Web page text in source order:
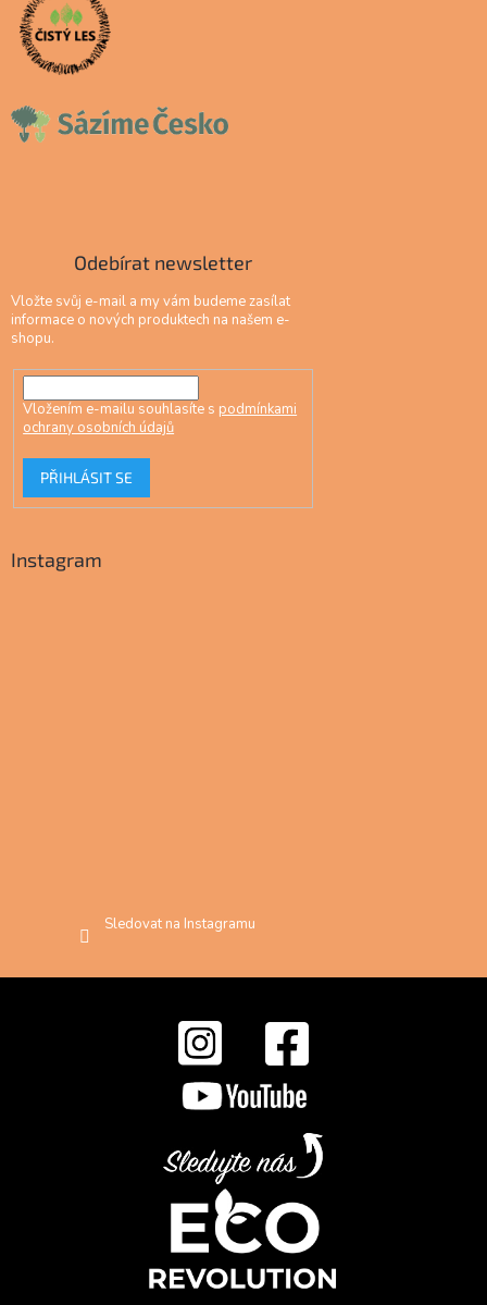
Odebírat newsletter
Vložte svůj e-mail a my vám budeme zasílat
informace o nových produktech na našem e-
shopu.
Vložením e-mailu souhlasíte s podmínkami
ochrany osobních údajů
PŘIHLÁSIT SE
Instagram
Sledovat na Instagramu